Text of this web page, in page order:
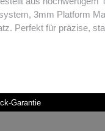
prothetischen Einsatz. Perfekt
Garantie